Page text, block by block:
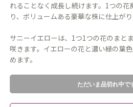
れることなく成長し続けます。1つの
り、ボリュームある豪華な株に仕上がり
サニーイエローは、1つ1つの花のまと
咲きます。イエローの花と濃い緑の葉
めます。
ただいま品切れ中で